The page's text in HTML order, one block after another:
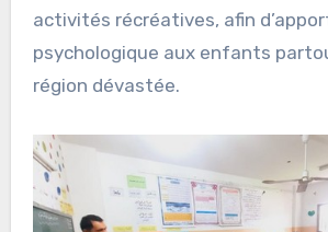
activités récréatives, afin
psychologique aux enfants
région dévastée.